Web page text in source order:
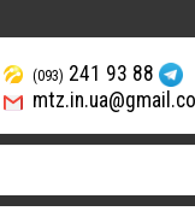
(093) 241 93 88